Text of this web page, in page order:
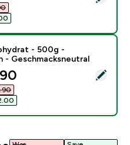
- Kreatin Monohydrat -
- 500g -
- Geschmacksneutral
price